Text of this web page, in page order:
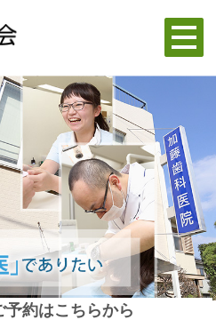
予約はこちらから